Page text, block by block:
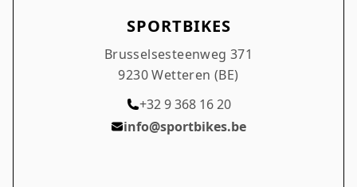
recommandée - Roval Control World Cup et
SPORTBIKES
Brusselsesteenweg 371
9230 Wetteren (BE)
+32 9 368 16 20
info@sportbikes.be